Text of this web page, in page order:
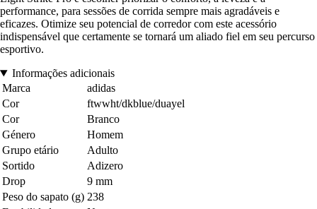
performance, para sessões de corrida sempre mais agradáveis e
eficazes. Otimize seu potencial de corredor com este acessório
indispensável que certamente se tornará um aliado fiel em seu percurso
esportivo.
Informações adicionais
Marca
adidas
Cor
ftwwht/dkblue/duayel
Cor
Branco
Género
Homem
Grupo etário
Adulto
Sortido
Adizero
Drop
9 mm
Peso do sapato (g) 238